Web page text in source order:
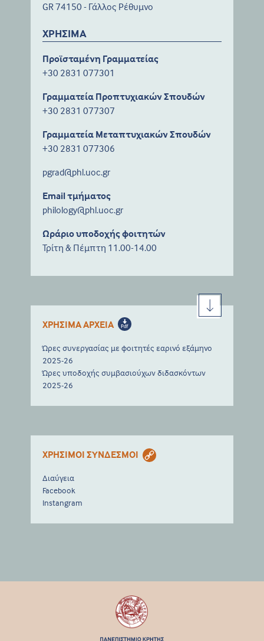
GR 74150 - Γάλλος Ρέθυμνο
ΧΡΗΣΙΜΑ
Προϊσταμένη Γραμματείας
+30 2831 077301
Γραμματεία Προπτυχιακών Σπουδών
+30 2831 077307
Γραμματεία Μεταπτυχιακών Σπουδών
+30 2831 077306
pgrad@phl.uoc.gr
Email τμήματος
philology@phl.uoc.gr
Ωράριο υποδοχής φοιτητών
Τρίτη & Πέμπτη 11.00-14.00
ΧΡΗΣΙΜΑ ΑΡΧΕΙΑ
Ώρες συνεργασίας με φοιτητές εαρινό εξάμηνο
2025-26
Ώρες υποδοχής συμβασιούχων διδασκόντων
2025-26
ΧΡΗΣΙΜΟΙ ΣΥΝΔΕΣΜΟΙ
Διαύγεια
Facebook
Instangram